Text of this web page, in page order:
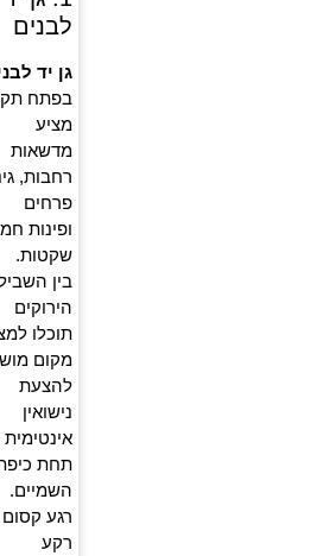
לבנים
גן יד
בפתח
מציע
מדשאות
רחבות,
פרחים
ופינות
שקטות.
בין
הירוקים
תוכלו
מקום
להצעת
נישואין
אינטימית
תחת
השמיים.
רגע
רקע